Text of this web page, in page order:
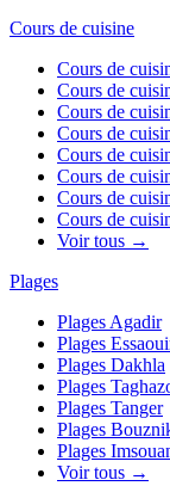
Cours de cuisine
Cours de
Cours de
Cours de
Cours de
Cours de
Cours de
Cours de
Cours de
Voir tous →
Plages
Plages Agadir
Plages
Plages Dakhla
Plages
Plages Tanger
Plages
Plages
Voir tous →